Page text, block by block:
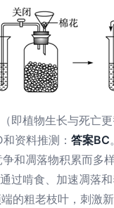
即植物生长与死亡
资料推测： 答案BC
和凋落物积累而多
过啃食、加速凋落
的粗老枝叶，刺激